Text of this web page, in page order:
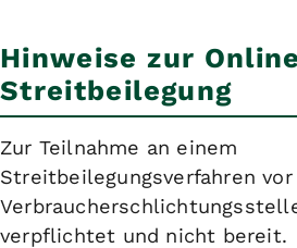
Hinweise zur
Streitbeilegung
Zur Teilnahme an einem
Streitbeilegungsverfahren
verpflichtet und nicht bereit.